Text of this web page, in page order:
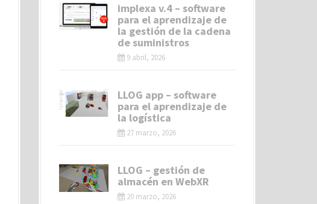
implexa v.4 – software
para el aprendizaje de
la gestión de la cadena
de suministros
9 abril, 2026
LLOG app – software
para el aprendizaje de
la logística
27 marzo, 2026
LLOG – gestión de
almacén en WebXR
20 marzo, 2026